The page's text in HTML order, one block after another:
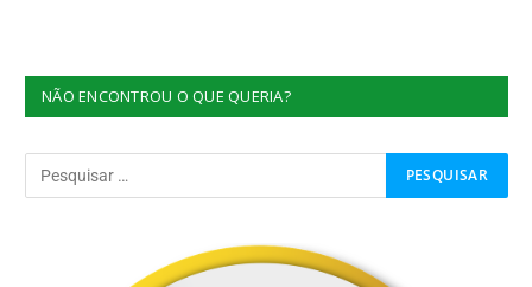
NÃO ENCONTROU O QUE QUERIA?